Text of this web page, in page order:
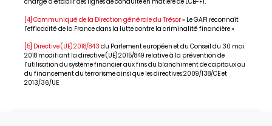
[4] Communiqué de la Direction générale du Trésor« Le GAFI reconnaît
l’efficacité de la France dans la lutte contre la criminalité financière »
[5] Directive (UE) 2018/843 du Parlement européen et du Conseil du 30 mai
2018 modifiant la directive (UE) 2015/849 relative à la prévention de
l’utilisation du système financier aux fins du blanchiment de capitaux ou
du financement du terrorisme ainsi que les directives 2009/138/CE et
2013/36/UE